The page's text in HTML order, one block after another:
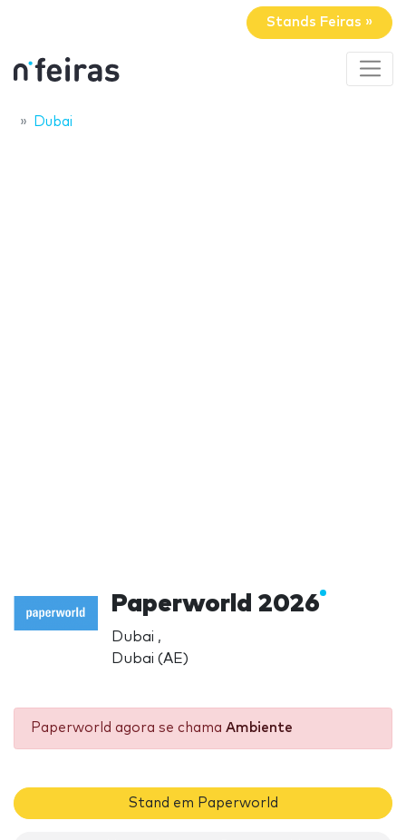
Stands Feiras »
Dubai
Paperworld 2026
Dubai ,
Dubai (AE)
Paperworld agora se chama Ambiente
Stand em Paperworld